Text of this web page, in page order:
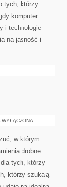
tych, którzy
komputer
i technologie
na jasność i
WYŁĄCZONA
w którym
drobne
tych, którzy
którzy szukają